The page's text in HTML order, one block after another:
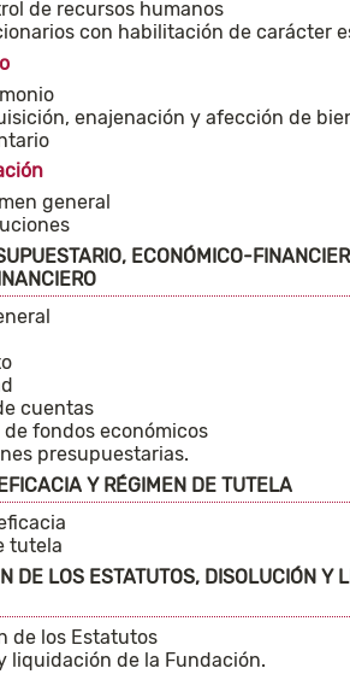
de recursos humanos
con habilitación de carácter
enajenación y afección de
general
ECONÓMICO-
cuentas
fondos económicos
presupuestarias.
Y RÉGIMEN DE TUTELA
tutela
DE LOS ESTATUTOS, DISOLUCIÓN Y
de los Estatutos
liquidación de la Fundación.